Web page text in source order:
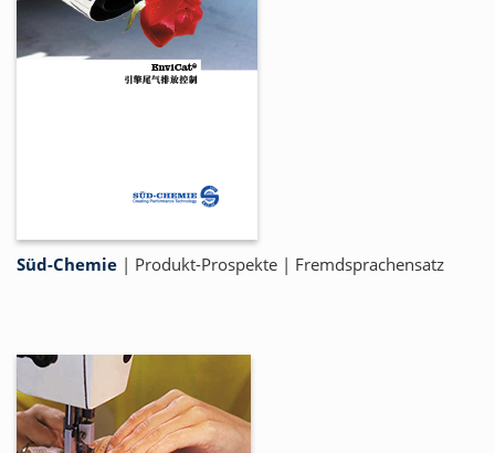
Süd-Chemie | Produkt-Prospekte | Fremdsprachensatz